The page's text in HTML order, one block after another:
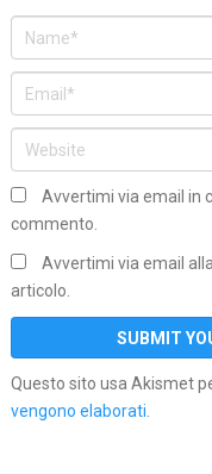
Avvertimi via email in
commento.
Avvertimi via email
articolo.
Questo sito usa Akismet
vengono elaborati.